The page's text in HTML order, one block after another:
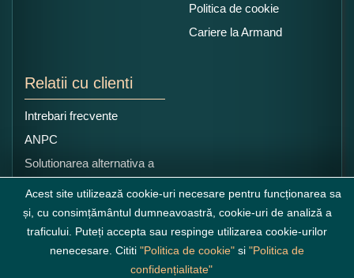
Politica de cookie
Cariere la Armand
Relatii cu clienti
Intrebari frecvente
ANPC
Solutionarea alternativa a
litigiilor
Acest site utilizează cookie-uri necesare pentru funcționarea sa
și, cu consimțământul dumneavoastră, cookie-uri de analiză a
traficului. Puteți accepta sau respinge utilizarea cookie-urilor
nenecesare. Cititi "Politica de cookie" si "Politica de
confidențialitate"